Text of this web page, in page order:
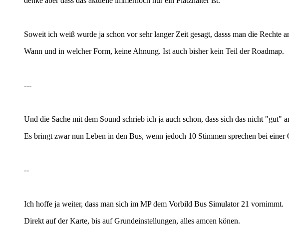
Soweit ich weiß wurde ja schon vor sehr langer Zeit gesagt, dasss man die Rechte
Wann und in welcher Form, keine Ahnung. Ist auch bisher kein Teil der Roadmap.
---
Und die Sache mit dem Sound schrieb ich ja auch schon, dass sich das nicht "gut"
Es bringt zwar nun Leben in den Bus, wenn jedoch 10 Stimmen sprechen bei einer
--
Ich hoffe ja weiter, dass man sich im MP dem Vorbild Bus Simulator 21 vornimmt.
Direkt auf der Karte, bis auf Grundeinstellungen, alles amcen könen.